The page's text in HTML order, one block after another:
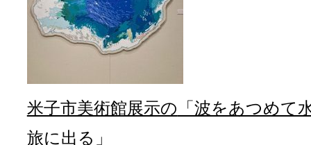
米子市美術館展示の 「波をあつめて
旅に出る」